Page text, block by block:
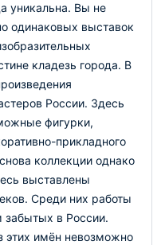
уникальна. Вы не
одинаковых выставок
кладезь города. В
России. Здесь
фигурки,
прикладного
коллекции однако
выставлены
Среди них работы
забытых в России.
этих имён невозможно